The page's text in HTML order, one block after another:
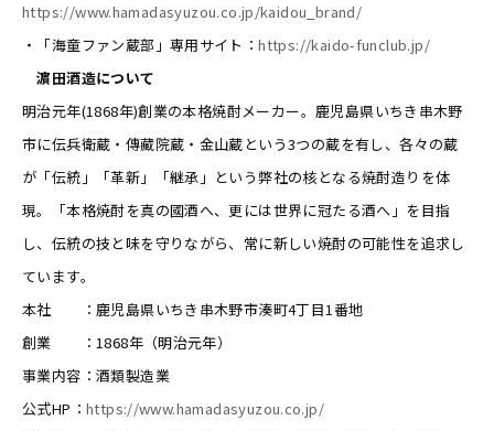
https://www.hamadasyuzou.co.jp/kaidou_brand/
・「海童ファン蔵部」専用サイト：https://kaido-funclub.jp/
濵田酒造について
明治元年(1868年)創業の本格焼酎メーカー。鹿児島県いちき串木野
市に伝兵衛蔵・傳藏院蔵・金山蔵という3つの蔵を有し、各々の蔵
が「伝統」「革新」「継承」という弊社の核となる焼酎造りを体
現。「本格焼酎を真の國酒へ、更には世界に冠たる酒へ」を目指
し、伝統の技と味を守りながら、常に新しい焼酎の可能性を追求し
ています。
本社 ：鹿児島県いちき串木野市湊町4丁目1番地
創業 ：1868年（明治元年）
事業内容：酒類製造業
公式HP： https://www.hamadasyuzou.co.jp/